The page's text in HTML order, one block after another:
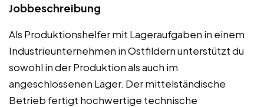
Jobbeschreibung
Als Produktionshelfer mit Lageraufgaben in einem
Industrieunternehmen in Ostfildern unterstützt du
sowohl in der Produktion als auch im
angeschlossenen Lager. Der mittelständische
Betrieb fertigt hochwertige technische